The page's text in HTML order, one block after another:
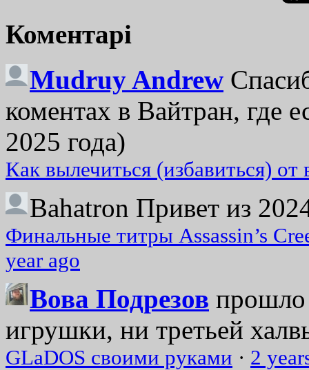
Коментарі
Mudruy Andrew
коментах в Вайтран, где
2025 года)
Как вылечиться (избавиться)
Bahatron Привет из
Финальные титры Assassin’s
year ago
Вова Подрезов прошло
игрушки, ни третьей
GLaDOS своими руками · 2